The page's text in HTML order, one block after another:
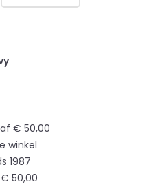
€ 50,00
winkel
1987
50,00